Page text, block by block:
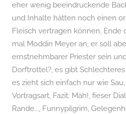
t
eher wenig beeindruckende
und Inhalte hätten noch einen
Fleisch vertragen können, Ende
mal Moddin Meyer an, er soll
ernstnehmbarer Priester sein
Dorftrottel?, es gibt
es zieht sich einfach nur wie Sau,
Vortragsart, Fazit: Mäh!, fieser
Rande..., Funnypilgrim,